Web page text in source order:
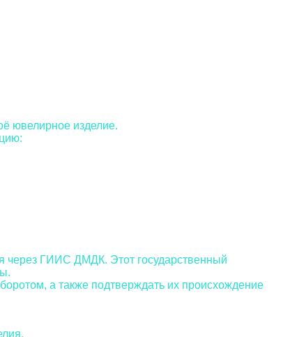
ювелирное изделие.
через ГИИС ДМДК. Этот государственный
а также подтверждать их происхождение